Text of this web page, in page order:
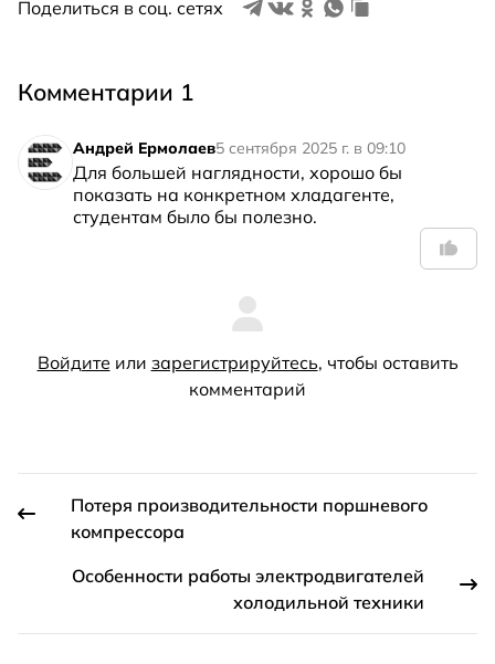
Поделиться в соц. сетях
Комментарии 1
Андрей Ермолаев5 сентября 2025 г. в 09:10
Для большей наглядности, хорошо бы
показать на конкретном хладагенте,
студентам было бы полезно.
Войдите или зарегистрируйтесь, чтобы оставить
комментарий
Потеря производительности поршневого
компрессора
Особенности работы электродвигателей
холодильной техники